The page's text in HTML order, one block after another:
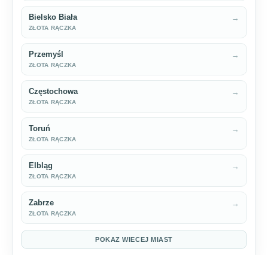
Bielsko Biała
ZŁOTA RĄCZKA
→
Przemyśl
ZŁOTA RĄCZKA
→
Częstochowa
ZŁOTA RĄCZKA
→
Toruń
ZŁOTA RĄCZKA
→
Elbląg
ZŁOTA RĄCZKA
→
Zabrze
ZŁOTA RĄCZKA
→
POKAZ WIECEJ MIAST